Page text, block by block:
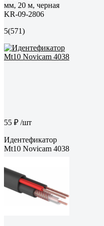
мм, 20 м, черная
KR-09-2806
5(571)
55 ₽ /шт
Идентефикатор
Mt10 Novicam 4038